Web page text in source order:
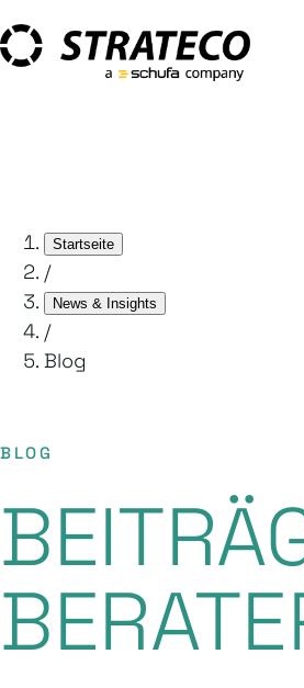
Startseite
/
News & Insights
/
Blog
BLOG